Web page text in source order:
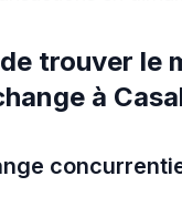
trouver le
à